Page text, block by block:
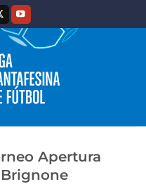
Apertura